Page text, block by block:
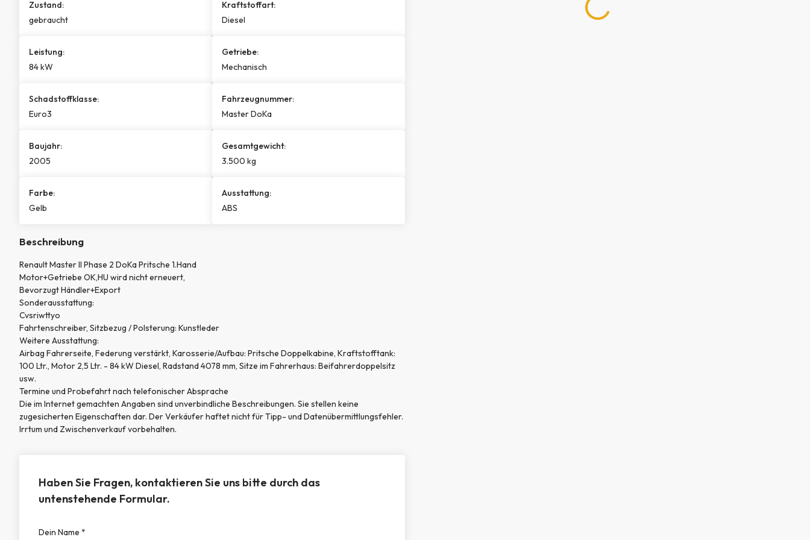
Zustand:
gebraucht
Kraftstoffart:
Diesel
Leistung:
84 kW
Getriebe:
Mechanisch
Schadstoffklasse:
Euro3
Fahrzeugnummer:
Master DoKa
Baujahr:
2005
Gesamtgewicht:
3.500 kg
Farbe:
Gelb
Ausstattung:
ABS
Beschreibung
Renault Master II Phase 2 DoKa Pritsche 1.Hand
Motor+Getriebe OK,HU wird nicht erneuert,
Bevorzugt Händler+Export
Sonderausstattung:
Cvsriwttyo
Fahrtenschreiber, Sitzbezug / Polsterung: Kunstleder
Weitere Ausstattung:
Airbag Fahrerseite, Federung verstärkt, Karosserie/Aufbau: Pritsche Doppelkabine, Kraftstofftank:
100 Ltr., Motor 2,5 Ltr. - 84 kW Diesel, Radstand 4078 mm, Sitze im Fahrerhaus: Beifahrerdoppelsitz
usw.
Termine und Probefahrt nach telefonischer Absprache
Die im Internet gemachten Angaben sind unverbindliche Beschreibungen. Sie stellen keine
zugesicherten Eigenschaften dar. Der Verkäufer haftet nicht für Tipp- und Datenübermittlungsfehler.
Irrtum und Zwischenverkauf vorbehalten.
Haben Sie Fragen, kontaktieren Sie uns bitte durch das
untenstehende Formular.
Dein Name *